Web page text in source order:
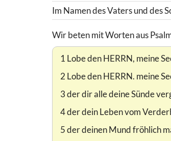
Im Namen des Vaters und des
Wir beten mit Worten aus
1 Lobe den HERRN, meine
2 Lobe den HERRN. meine
3 der dir alle deine Sünde
4 der dein Leben vom
5 der deinen Mund fröhlich